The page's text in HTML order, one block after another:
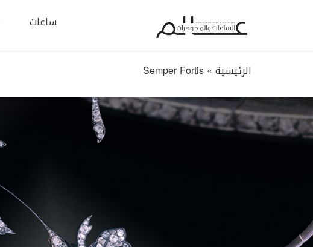
ساعات
الرئيسية »Semper Fortis